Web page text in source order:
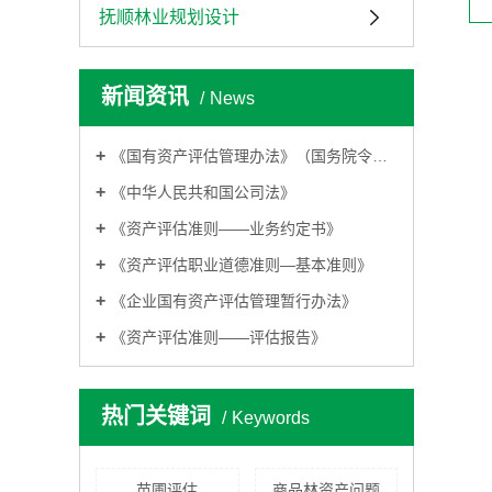
抚顺林业规划设计
新闻资讯 News
《国有资产评估管理办法》（国务院令第91号）
《中华人民共和国公司法》
《资产评估准则——业务约定书》
《资产评估职业道德准则—基本准则》
《企业国有资产评估管理暂行办法》
《资产评估准则——评估报告》
热门关键词 Keywords